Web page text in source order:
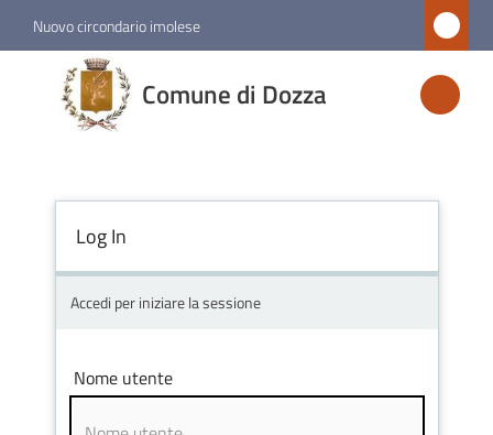
Vai al contenuto
Vai alla navigazione
Vai al footer
Nuovo circondario imolese
Comune di Dozza
Comune
di
Dozza
Amministrazione
Novità
Servizi
Log In
Accedi per iniziare la sessione
Nome utente